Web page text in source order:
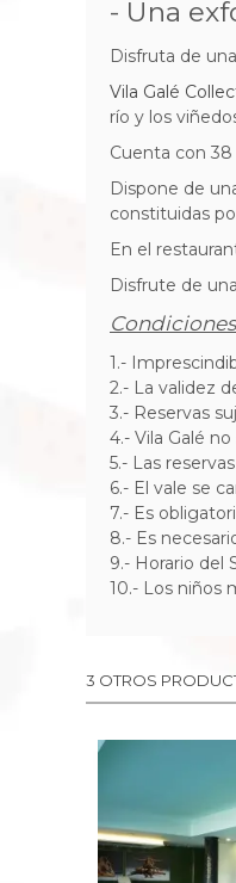
- Una
Disfruta de
Vila Galé
río y los
Cuenta con
Dispone de
constituidas
En el
Disfrute de
1.-
2.- La validez
3.- Reservas
4.- Vila Galé
5.- Las
6.- El vale se
7.- Es
8.- Es
9.- Horario del
10.- Los niños
3 OTROS